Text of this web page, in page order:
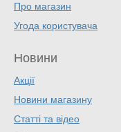
Про магазин
Угода користувача
Новини
Акції
Новини магазину
Статті та відео